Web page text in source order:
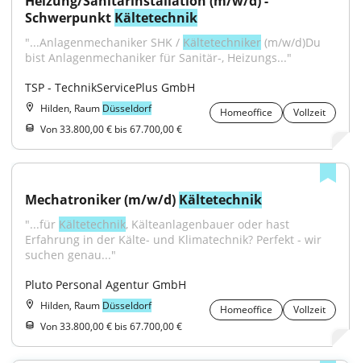
Schwerpunkt Kältetechnik
"...Anlagenmechaniker SHK / Kältetechniker (m/w/d)Du
bist Anlagenmechaniker für Sanitär-, Heizungs..."
TSP - TechnikServicePlus GmbH
Hilden, Raum Düsseldorf Homeoffice
Vollzeit
Von 33.800,00 € bis 67.700,00 €
Mechatroniker (m/w/d) Kältetechnik
"...für Kältetechnik, Kälteanlagenbauer oder hast
Erfahrung in der Kälte- und Klimatechnik? Perfekt - wir
suchen genau..."
Pluto Personal Agentur GmbH
Hilden, Raum Düsseldorf Homeoffice
Vollzeit
Von 33.800,00 € bis 67.700,00 €